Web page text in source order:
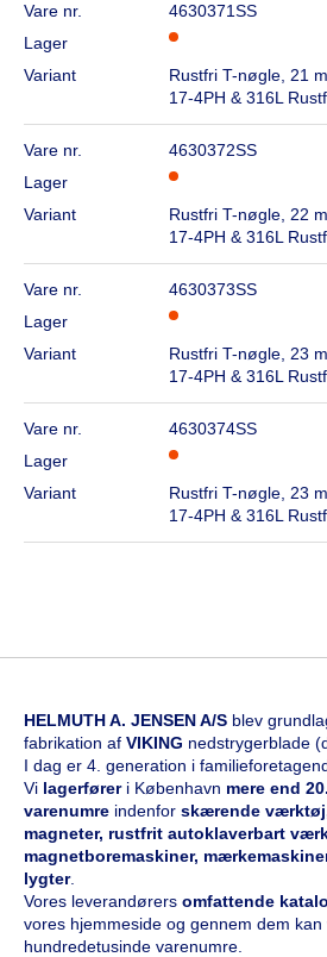
Vare nr.
4630371SS
Lager
Variant
Rustfri T-nøgle, 21
17-4PH & 316L
Vare nr.
4630372SS
Lager
Variant
Rustfri T-nøgle, 22
17-4PH & 316L
Vare nr.
4630373SS
Lager
Variant
Rustfri T-nøgle, 23
17-4PH & 316L
Vare nr.
4630374SS
Lager
Variant
Rustfri T-nøgle, 23
17-4PH & 316L
HELMUTH A. JENSEN A/S blev
fabrikation af VIKING nedstrygerblade
I dag er 4. generation i
Vi lagerfører i København mere end
varenumre indenfor skærende
magneter, rustfrit autoklaverbart
magnetboremaskiner,
lygter.
Vores leverandørers omfattende
vores hjemmeside og gennem dem
hundredetusinde varenumre.